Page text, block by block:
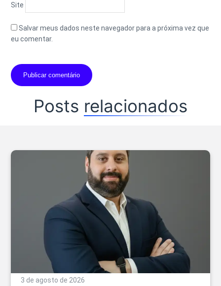
Site
Salvar meus dados neste navegador para a próxima vez que
eu comentar.
Posts relacionados
3 de agosto de 2026